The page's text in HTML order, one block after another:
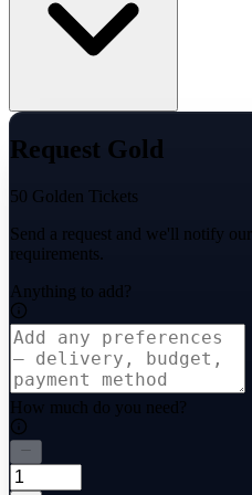
Request Gold
50 Golden Tickets
Send a request and we'll notify
requirements.
Anything to add?
How much do you need?